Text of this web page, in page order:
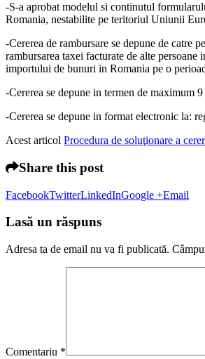
-S-a aprobat modelul si continutul
Romania, nestabilite pe teritoriul Uniunii
-Cererea de rambursare se depune de catre
rambursarea taxei facturate de alte
importului de bunuri in Romania pe o
-Cererea se depune in termen de maximum
-Cererea se depune in format electronic la:
Acest articol Procedura de soluţionare a
Share this post
FacebookTwitterLinkedInGoogle +Email
Lasă un răspuns
Adresa ta de email nu va fi publicată.
Comentariu *